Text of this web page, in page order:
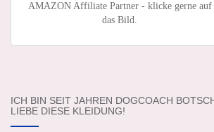
AMAZON Affiliate Partner - klicke gerne auf
das Bild.
ICH BIN SEIT JAHREN DOGCOACH
LIEBE DIESE KLEIDUNG!